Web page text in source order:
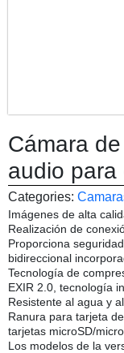
Cámara
audio para
Categories:
Imágenes de alta
Realización de
Proporciona
bidireccional
Tecnología de
EXIR 2.0, tecnología
Resistente al agua y
Ranura para tarjeta
tarjetas microSD/
Los modelos de la